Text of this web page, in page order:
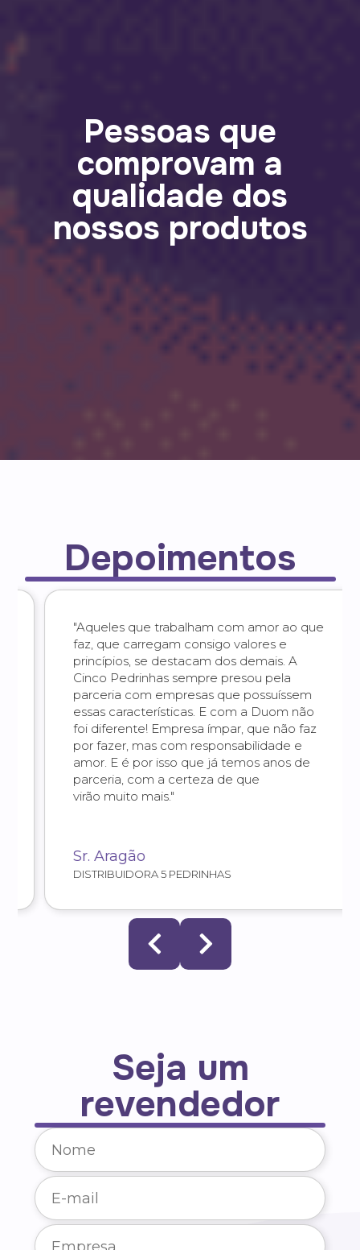
Pessoas que
comprovam a
qualidade dos
nossos produtos
Depoimentos
"Aqueles que trabalham com amor ao que
faz, que carregam consigo valores e
princípios, se destacam dos demais. A
Cinco Pedrinhas sempre presou pela
parceria com empresas que possuíssem
essas características. E com a Duom não
foi diferente! Empresa ímpar, que não faz
por fazer, mas com responsabilidade e
amor. E é por isso que já temos anos de
parceria, com a certeza de que
virão muito mais."
Sr. Aragão
DISTRIBUIDORA 5 PEDRINHAS
Seja um
revendedor